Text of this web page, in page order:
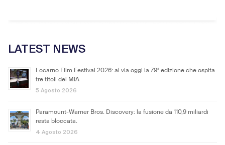
LATEST NEWS
Locarno Film Festival 2026: al via oggi la 79ª edizione che ospita
tre titoli del MIA
5 Agosto 2026
Paramount-Warner Bros. Discovery: la fusione da 110,9 miliardi
resta bloccata.
4 Agosto 2026